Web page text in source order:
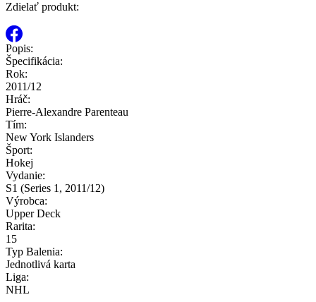
Zdielať produkt:
Popis:
Špecifikácia:
Rok:
2011/12
Hráč:
Pierre-Alexandre Parenteau
Tím:
New York Islanders
Šport:
Hokej
Vydanie:
S1 (Series 1, 2011/12)
Výrobca:
Upper Deck
Rarita:
15
Typ Balenia:
Jednotlivá karta
Liga:
NHL